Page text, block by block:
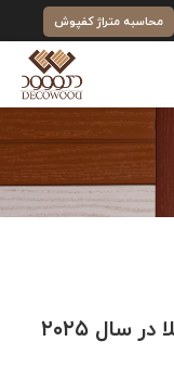
محاسبه متراژ کفپوش